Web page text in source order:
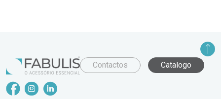
Contactos Catalogo